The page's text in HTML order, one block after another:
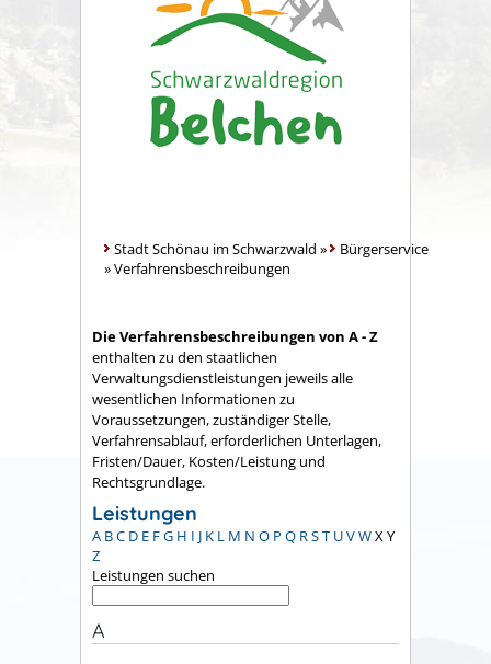
Stadt Schönau im Schwarzwald »
Bürgerservice
»Verfahrensbeschreibungen
Die Verfahrensbeschreibungen von A - Z
enthalten zu den staatlichen
Verwaltungsdienstleistungen jeweils alle
wesentlichen Informationen zu
Voraussetzungen, zuständiger Stelle,
Verfahrensablauf, erforderlichen Unterlagen,
Fristen/Dauer, Kosten/Leistung und
Rechtsgrundlage.
Leistungen
A BC D E FG H I J K L M N O P Q RST UVWXY
Z
Leistungen suchen
A